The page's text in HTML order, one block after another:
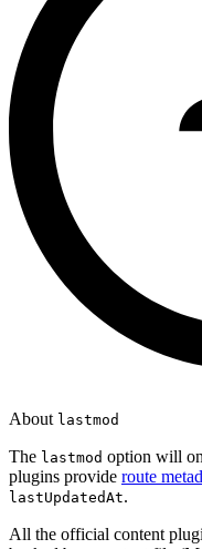
About lastmod
The lastmod option will
plugins provide route
lastUpdatedAt.
All the official content